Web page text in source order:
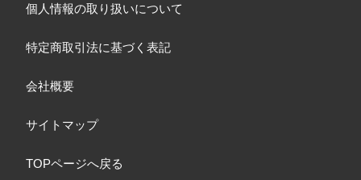
個人情報の取り扱いについて
特定商取引法に基づく表記
会社概要
サイトマップ
TOPページへ戻る